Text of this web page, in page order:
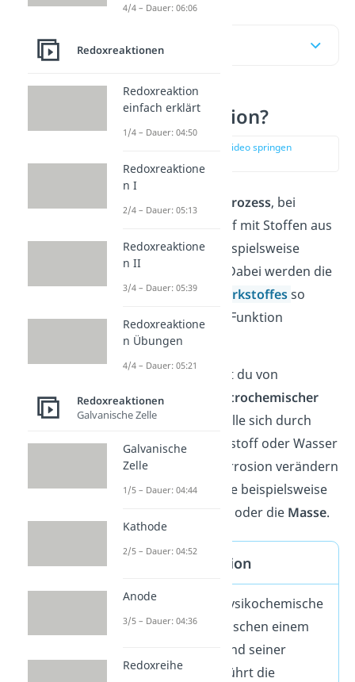
Inhaltsübersicht
Was ist Korrosion?
zur Stelle im Video springen
Die Korrosion ist ein Prozess, bei
welchem ein Werkstoff mit Stoffen aus
seiner Umgebung, beispielsweise
Sauerstoff
, reagiert. Dabei werden die
Eigenschaften des Werkstoffesso
verändert, dass seine Funktion
beeinträchtigt wird.
In der Chemie sprichst du von
chemischer
elektrochemischer
Korrosion, wenn Metalle sich durch
Kontakt mit Luftsauerstoff oder Wasser
verändern. Bei der Korrosion verändern
sich Eigenschaften, wie beispielsweise
oder die Masse.
Korrosion Definition
Korrosion ist die physikochemische
Wechselwirkung zwischen einem
metallischen Stoff und seiner
Umgebung. Dabei führt die
4/4 – Dauer: 06:06
Redoxreaktionen
Redoxreaktion
einfach erklärt
1/4 – Dauer: 04:50
Redoxreaktione
n I
2/4 – Dauer: 05:13
Redoxreaktione
n II
3/4 – Dauer: 05:39
Redoxreaktione
n Übungen
4/4 – Dauer: 05:21
Redoxreaktionen
Galvanische Zelle
Galvanische
Zelle
1/5 – Dauer: 04:44
Kathode
2/5 – Dauer: 04:52
Anode
3/5 – Dauer: 04:36
Redoxreihe